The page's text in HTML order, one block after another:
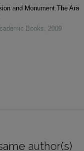
and Monument:The Ara
Books, 2009
author(s)